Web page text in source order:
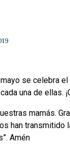
se celebra
una de ellas.
mamás.
han
Amén